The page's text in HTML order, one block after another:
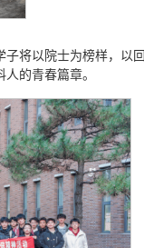
将以院士为榜样，以
的青春篇章。